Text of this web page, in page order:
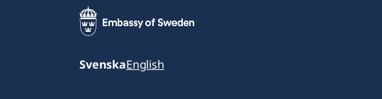
SvenskaEnglish